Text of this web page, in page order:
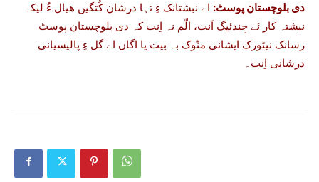
دی بلوچستان پوسٹ: اے نبشتانک ءِ تہا درشان کُتگیں ھیال ءُ لیکہ
نبشتہ کار ئے جِندئیگ اَنت، الّم نہ اِنت کہ دی بلوچستان پوسٹ
رسانک نیٹورک ایشانی منّوک بہ بیت یا اگاں اے گل ءِ پالیسیانی
درشانی اِنت۔